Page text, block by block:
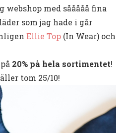
webshop med sååååå fina
som jag hade i går
Ellie Top (In Wear) och
20% på hela sortimentet!
tom 25/10!